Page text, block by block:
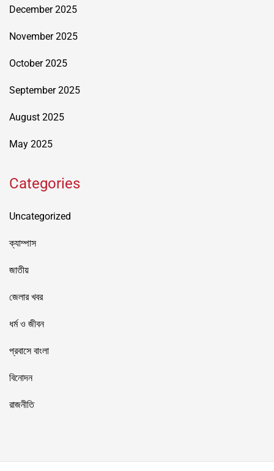
December 2025
November 2025
October 2025
September 2025
August 2025
May 2025
Categories
Uncategorized
ক্যাম্পাস
জাতীয়
জেলার খবর
ধর্ম ও জীবন
প্রবাসে বাংলা
বিনোদন
রাজনীতি